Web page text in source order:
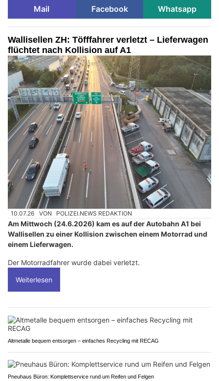
Mail
Facebook Whatsapp
Wallisellen ZH: Töfffahrer verletzt – Lieferwagen
flüchtet nach Kollision auf A1
10.07.26 VON POLIZEI.NEWS REDAKTION
Am Mittwoch (24.6.2026) kam es auf der Autobahn A1 bei
Wallisellen zu einer Kollision zwischen einem Motorrad und
einem Lieferwagen.
Der Motorradfahrer wurde dabei verletzt.
Weiterlesen
Altmetalle bequem entsorgen – einfaches Recycling mit RECAG
Pneuhaus Büron: Komplettservice rund um Reifen und Felgen